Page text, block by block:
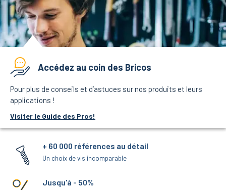
Accédez au coin des Bricos
Pour plus de conseils et d’astuces sur nos produits et leurs
applications !
Visiter le Guide des Pros!
+ 60 000 références au détail
Un choix de vis incomparable
Jusqu'à - 50%